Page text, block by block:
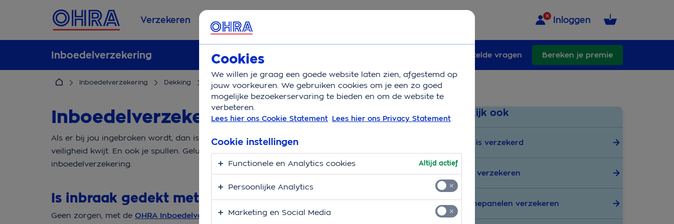
Verzekeren Service & Contact Inloggen
Inboedelverzekering Veelgestelde vragen Bereken je premie
Inboedelverzekering Dekking Inbraak
Inboedelverzekering bij inbraak
Als er bij jou ingebroken wordt, dan is dat natuurlijk heel vervelend. Je bent je gevoel van
veiligheid kwijt. En ook je spullen. Gelukkig kun je bij eeninbraakterugvallen op onze
inboedelverzekering.
Is inbraak gedekt met de inboedelverzekering?
Geen zorgen, met de OHRA Inboedelverzekeringben je verzekerd als er bij jou ingebroken wordt.
Bekijk ook
Wat is verzekerd
Tuin verzekeren
Zonnepanelen verzekeren
Cookies
We willen je graag een goede website laten zien, afgestemd op
jouw voorkeuren. We gebruiken cookies om je een zo goed
mogelijke bezoekerservaring te bieden en om de website te
verbeteren.
Lees hier ons Cookie Statement Lees hier ons Privacy Statement
Cookie instellingen
Functionele en Analytics cookies Altijd actief
Persoonlijke Analytics
Marketing en Social Media